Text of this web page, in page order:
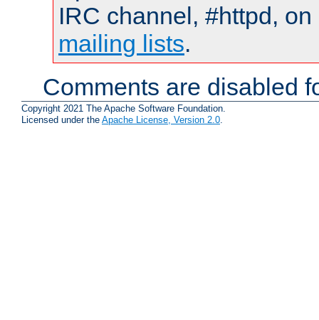
IRC channel, #httpd,
mailing lists.
Comments are disabled
Copyright 2021 The Apache Software Foundation.
Licensed under the Apache License, Version 2.0.